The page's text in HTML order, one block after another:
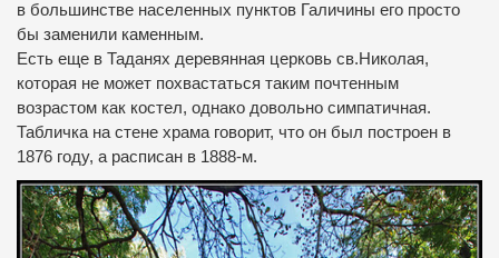
в большинстве населенных пунктов Галичины его просто
бы заменили каменным.
Есть еще в Таданях деревянная церковь св.Николая,
которая не может похвастаться таким почтенным
возрастом как костел, однако довольно симпатичная.
Табличка на стене храма говорит, что он был построен в
1876 году, а расписан в 1888-м.